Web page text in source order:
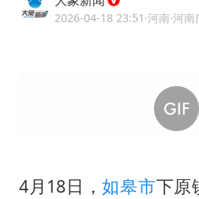
白海
酒店回
2026-04-18 23:51 ·河南
4月18日，如皋市下原